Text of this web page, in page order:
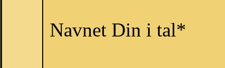
Navnet Din i tal*